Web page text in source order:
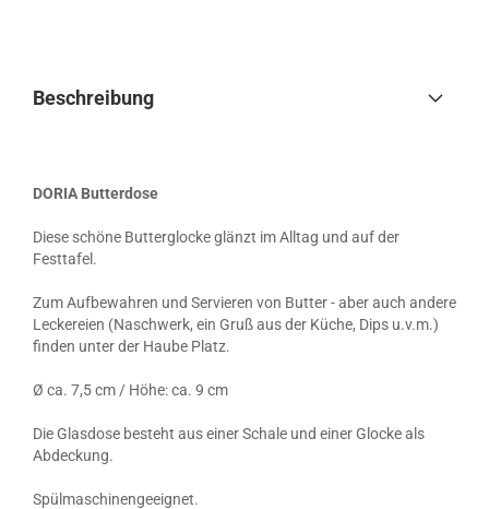
Beschreibung
DORIA Butterdose
Diese schöne Butterglocke glänzt im Alltag und auf der
Festtafel.
Zum Aufbewahren und Servieren von Butter - aber auch andere
Leckereien (Naschwerk, ein Gruß aus der Küche, Dips u.v.m.)
finden unter der Haube Platz.
Ø ca. 7,5 cm / Höhe: ca. 9 cm
Die Glasdose besteht aus einer Schale und einer Glocke als
Abdeckung.
Spülmaschinengeeignet.